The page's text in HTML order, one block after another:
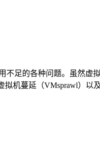
足的各种问题。虽然虚
机蔓延（VMsprawl）以